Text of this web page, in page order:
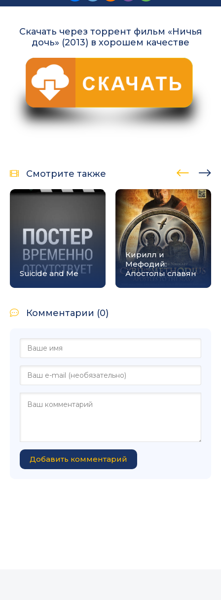
Скачать через торрент фильм «Ничья
дочь» (2013) в хорошем качестве
Смотрите также
Suicide and Me
Кирилл и
Мефодий:
Апостолы славян
Комментарии (0)
Добавить комментарий